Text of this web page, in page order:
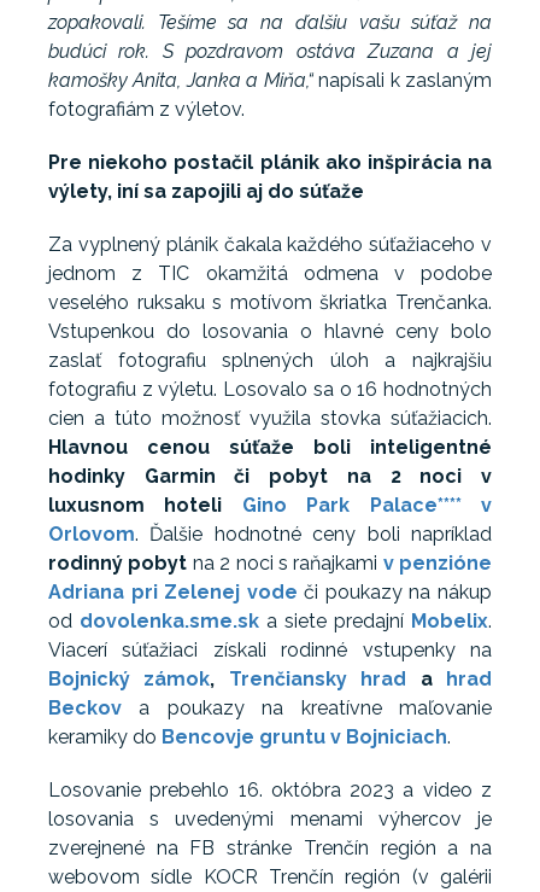
zopakovali. Tešíme sa na ďalšiu vašu súťaž na
budúci rok. S pozdravom ostáva Zuzana a jej
kamošky Anita, Janka a Miňa,“napísali k zaslaným
fotografiám z výletov.
Pre niekoho postačil plánik ako inšpirácia na
výlety, iní sa zapojili aj do súťaže
Za vyplnený plánik čakala každého súťažiaceho v
jednom z TIC okamžitá odmena v podobe
veselého ruksaku s motívom škriatka Trenčanka.
Vstupenkou do losovania o hlavné ceny bolo
zaslať fotografiu splnených úloh a najkrajšiu
fotografiu z výletu. Losovalo sa o 16 hodnotných
cien a túto možnosť využila stovka súťažiacich.
Hlavnou cenou súťaže boli inteligentné
hodinky Garmin či pobyt na 2 noci v
luxusnom hoteli Gino Park Palace**** v
Orlovom. Ďalšie hodnotné ceny boli napríklad
rodinný pobyt na 2 noci s raňajkami v penzióne
Adriana pri Zelenej vode či poukazy na nákup
od dovolenka.sme.sk a siete predajní Mobelix.
Viacerí súťažiaci získali rodinné vstupenky na
Bojnický zámok, Trenčiansky hrad a
hrad
Beckov
a poukazy na kreatívne maľovanie
keramiky do Bencovje gruntu v Bojniciach.
Losovanie prebehlo 16. októbra 2023 a video z
losovania s uvedenými menami výhercov je
zverejnené na FB stránke Trenčín región a na
webovom sídle KOCR Trenčín región (v galérii